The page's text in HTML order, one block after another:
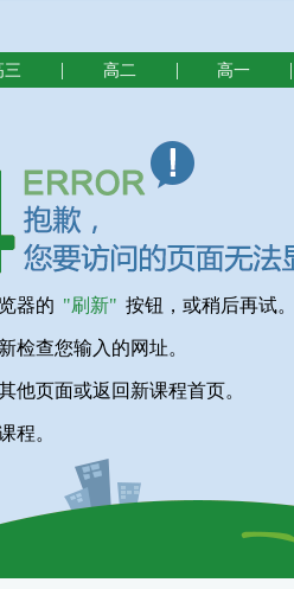
三 | 高二 | 高一 |
器的 "刷新" 按钮，或稍后再试。
检查您输入的网址。
他页面或返回新课程首页。
程。